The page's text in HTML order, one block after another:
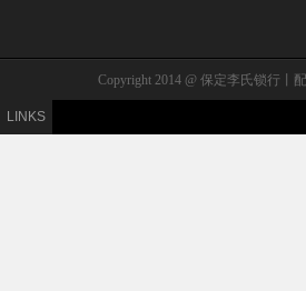
Copyright 2014 @ 保定李氏锁行
LINKS